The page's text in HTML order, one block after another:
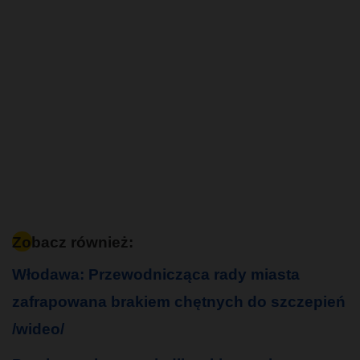
Zobacz również:
Włodawa: Przewodnicząca rady miasta
zafrapowana brakiem chętnych do szczepień
/wideo/